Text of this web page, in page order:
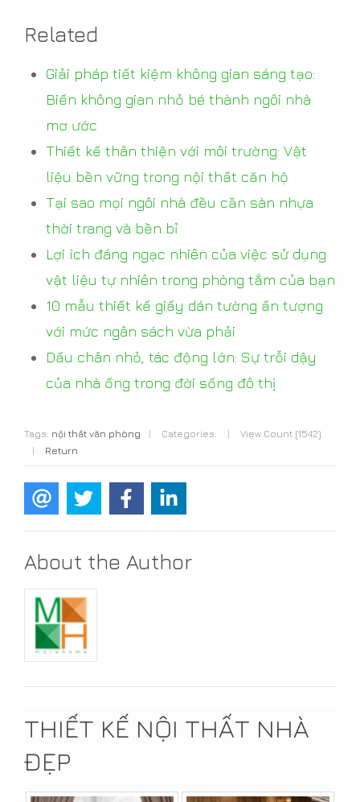
Related
Giải pháp tiết kiệm không gian sáng tạo:
Biến không gian nhỏ bé thành ngôi nhà
mơ ước
Thiết kế thân thiện với môi trường: Vật
liệu bền vững trong nội thất căn hộ
Tại sao mọi ngôi nhà đều cần sàn nhựa
thời trang và bền bỉ
Lợi ích đáng ngạc nhiên của việc sử dụng
vật liệu tự nhiên trong phòng tắm của bạn
10 mẫu thiết kế giấy dán tường ấn tượng
với mức ngân sách vừa phải
Dấu chân nhỏ, tác động lớn: Sự trỗi dậy
của nhà ống trong đời sống đô thị
Tags: nội thất văn phòng | Categories: |
View Count (1542)
|
Return
About the Author
THIẾT KẾ NỘI THẤT NHÀ
ĐẸP